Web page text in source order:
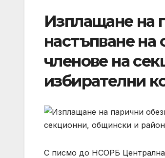
Изплащане на
настъпване на
членове на
избирателни
С писмо до НСОРБ